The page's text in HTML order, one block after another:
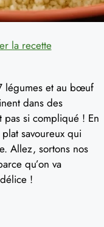
la recette
légumes et au bœuf
dans des
pas si compliqué ! En
savoureux qui
Allez, sortons nos
qu’on va
!